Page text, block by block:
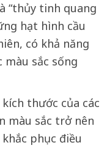
“thủy tinh quang
hạt hình cầu
có khả năng
màu sắc sống
thước của các
màu sắc trở nên
phục điều